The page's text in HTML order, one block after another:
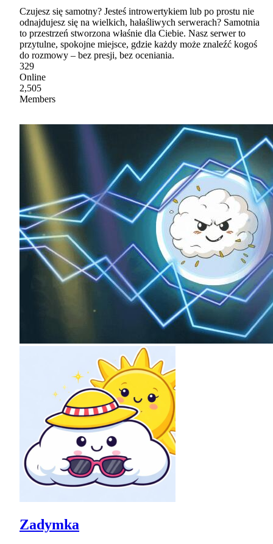
Czujesz się samotny? Jesteś introwertykiem lub po prostu nie
odnajdujesz się na wielkich, hałaśliwych serwerach? Samotnia
to przestrzeń stworzona właśnie dla Ciebie. Nasz serwer to
przytulne, spokojne miejsce, gdzie każdy może znaleźć kogoś
do rozmowy – bez presji, bez oceniania.
329
Online
2,505
Members
Zadymka